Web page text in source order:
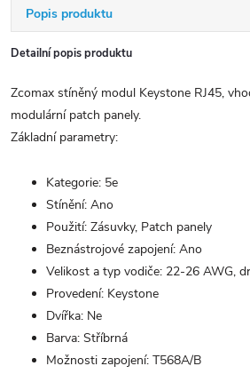
Popis produktu
Detailní popis produktu
Zcomax stíněný modul Keystone RJ45,
modulární patch panely.
Základní parametry:
Kategorie: 5e
Stínění: Ano
Použití: Zásuvky, Patch panely
Beznástrojové zapojení: Ano
Velikost a typ vodiče: 22-26 AWG,
Provedení: Keystone
Dvířka: Ne
Barva: Stříbrná
Možnosti zapojení: T568A/B